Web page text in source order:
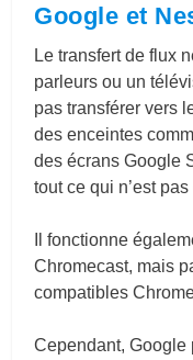
Google et
Le transfert de flux
parleurs ou un
pas transférer vers
des enceintes
des écrans Google
tout ce qui n’est
Il fonctionne
Chromecast, mais
compatibles
Cependant, Google